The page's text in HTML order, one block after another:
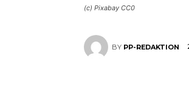
(c) Pixabay CC0
BY PP-REDAKTION